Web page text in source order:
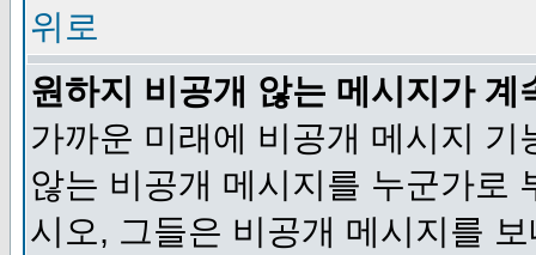
위로
원하지 비공개 않는 메시지가 계
가까운 미래에 비공개 메시지
않는 비공개 메시지를 누군가로
시오, 그들은 비공개 메시지를